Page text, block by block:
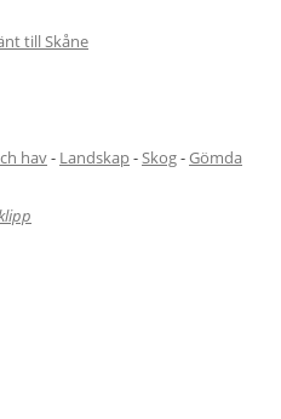
till Skåne
hav- Landskap-Skog-Gömda